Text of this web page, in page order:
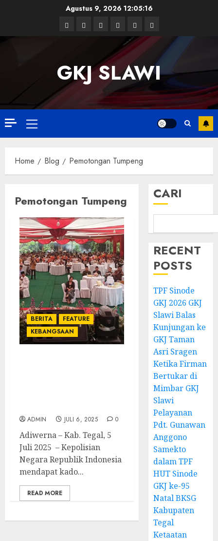
Agustus 9, 202612:05:17
Facebook
TwitterLinkedin
VK YoutubeInstagram
GKJ SLAWI
Primary
Menu
Home Blog Pemotongan Tumpeng
Pemotongan Tumpeng
BERITA
FEATURE
KEBANGSAAN
ADMIN JULI 6, 2025 0
Adiwerna – Kab. Tegal, 5
Juli 2025 – Kepolisian
Negara Republik Indonesia
mendapat kado...
READ MORE
CARI
RECENT
POSTS
TPF Sinode
GKJ 2026 GKJ
Slawi Balas
Kunjungan ke
GKJ Taman
Asri Sragen
Ketika Firman
Bertukar di
Mimbar GKJ
Slawi
Pelayanan
Pdt. Gunawan
Anggono
Samekto
dalam TPF
HUT Sinode
GKJ ke-95
Natal BKSG
Kabupaten
Tegal
Ketaatan